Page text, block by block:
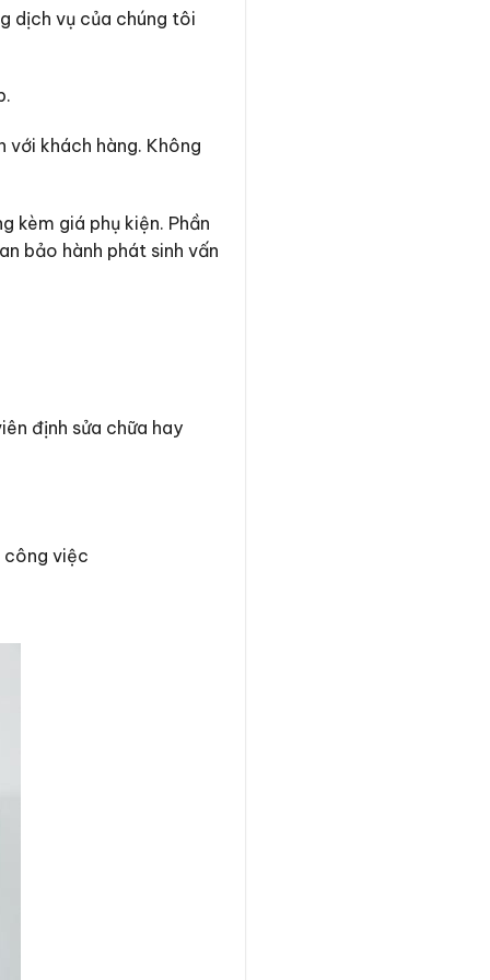
dịch vụ của chúng tôi
khách hàng. Không
kèm giá phụ kiện. Phần
bảo hành phát sinh vấn
định sửa chữa hay
công việc